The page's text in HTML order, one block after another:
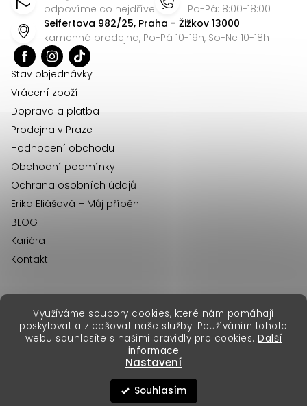
Využíváme soubory cookies, které nám pomáhají
poskytovat a zlepšovat naše služby. Používáním tohoto
webu souhlasíte s našimi pravidly pro cookies. Další
informace
Nastavení
Souhlasím
odpovíme co nejdříve
Po-Pá: 8:00-18:00
Seifertova 982/25, Praha - Žižkov 13000
kamenná prodejna, Po-Pá 10-19h, So-Ne 10-18h
Stav objednávky
Vrácení zboží
Doprava a platba
Prodejna v Praze
Hodnocení obchodu
Obchodní podmínky
Ochrana osobních údajů
Erika Eliášová – Můj příběh
BLOG
Kariéra
Kontakt
Vytvořil Shoptet Premium
Copyright 2026Erika Fashion. Všechna práva vyhrazena.
erikafashion.sk